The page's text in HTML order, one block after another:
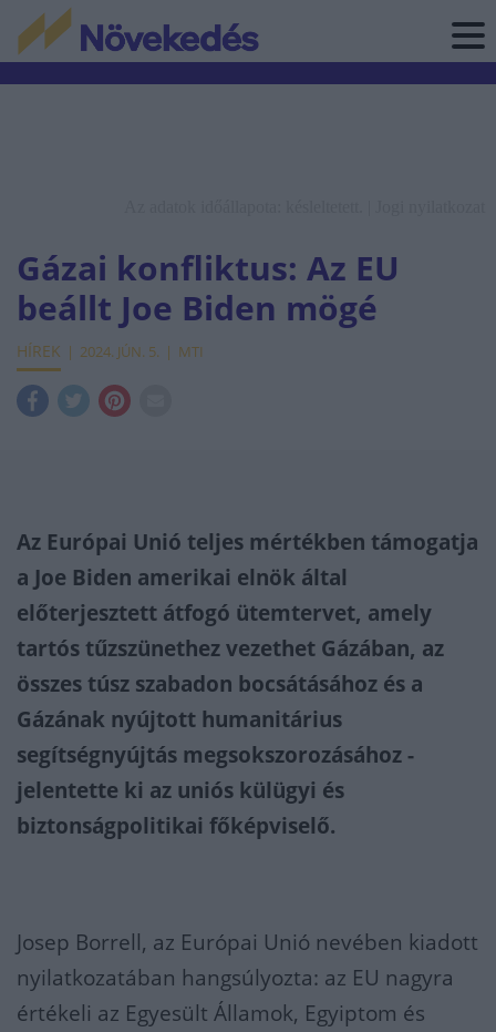
Gázai konfliktus: Az EU
beállt Joe Biden mögé
HÍREK 2024. JÚN. 5. MTI
Az Európai Unió teljes mértékben támogatja
a Joe Biden amerikai elnök által
előterjesztett átfogó ütemtervet, amely
tartós tűzszünethez vezethet Gázában, az
összes túsz szabadon bocsátásához és a
Gázának nyújtott humanitárius
segítségnyújtás megsokszorozásához -
jelentette ki az uniós külügyi és
biztonságpolitikai főképviselő.
Josep Borrell, az Európai Unió nevében kiadott
nyilatkozatában hangsúlyozta: az EU nagyra
értékeli az Egyesült Államok, Egyiptom és